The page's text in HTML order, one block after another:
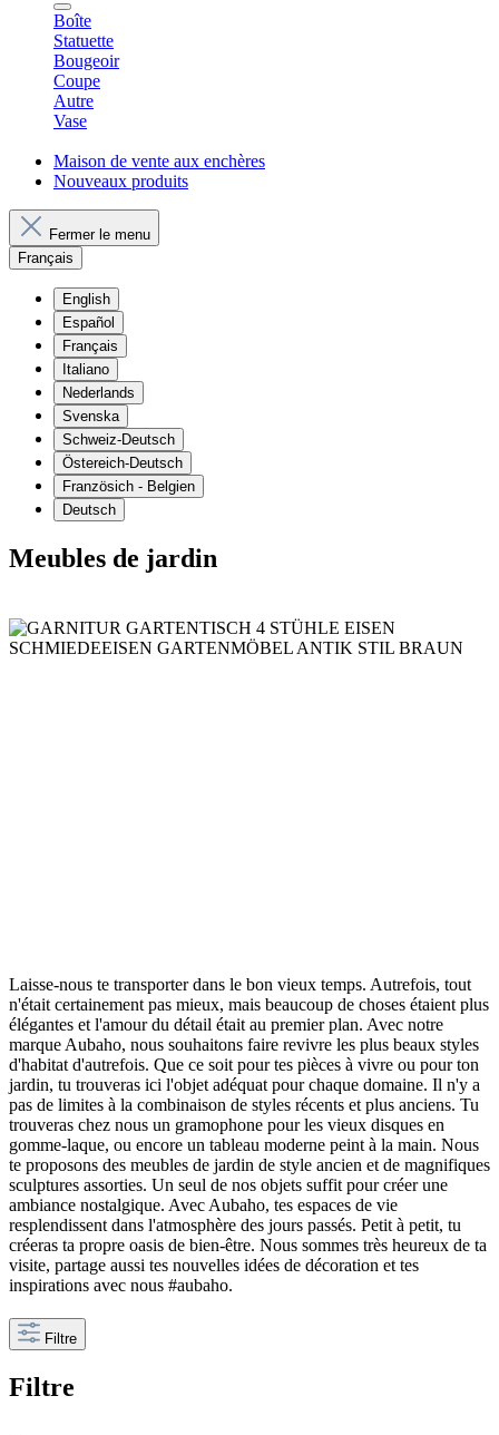
Boîte
Statuette
Bougeoir
Coupe
Autre
Vase
Maison de vente aux enchères
Nouveaux produits
Fermer le menu
Français
English
Español
Français
Italiano
Nederlands
Svenska
Schweiz-Deutsch
Östereich-Deutsch
Französich - Belgien
Deutsch
Meubles de jardin
Laisse-nous te transporter dans le bon vieux temps. Autrefois, tout
n'était certainement pas mieux, mais beaucoup de choses étaient plus
élégantes et l'amour du détail était au premier plan. Avec notre
marque Aubaho, nous souhaitons faire revivre les plus beaux styles
d'habitat d'autrefois. Que ce soit pour tes pièces à vivre ou pour ton
jardin, tu trouveras ici l'objet adéquat pour chaque domaine. Il n'y a
pas de limites à la combinaison de styles récents et plus anciens. Tu
trouveras chez nous un gramophone pour les vieux disques en
gomme-laque, ou encore un tableau moderne peint à la main. Nous
te proposons des meubles de jardin de style ancien et de magnifiques
sculptures assorties. Un seul de nos objets suffit pour créer une
ambiance nostalgique. Avec Aubaho, tes espaces de vie
resplendissent dans l'atmosphère des jours passés. Petit à petit, tu
créeras ta propre oasis de bien-être. Nous sommes très heureux de ta
visite, partage aussi tes nouvelles idées de décoration et tes
inspirations avec nous #aubaho.
Filtre
Filtre